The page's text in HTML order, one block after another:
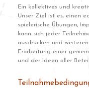
Ein kollektives und
Unser Ziel ist es, einen
spielerische Übungen,
kann sich jeder
ausdrücken und
Erarbeitung einer
und der Ideen aller